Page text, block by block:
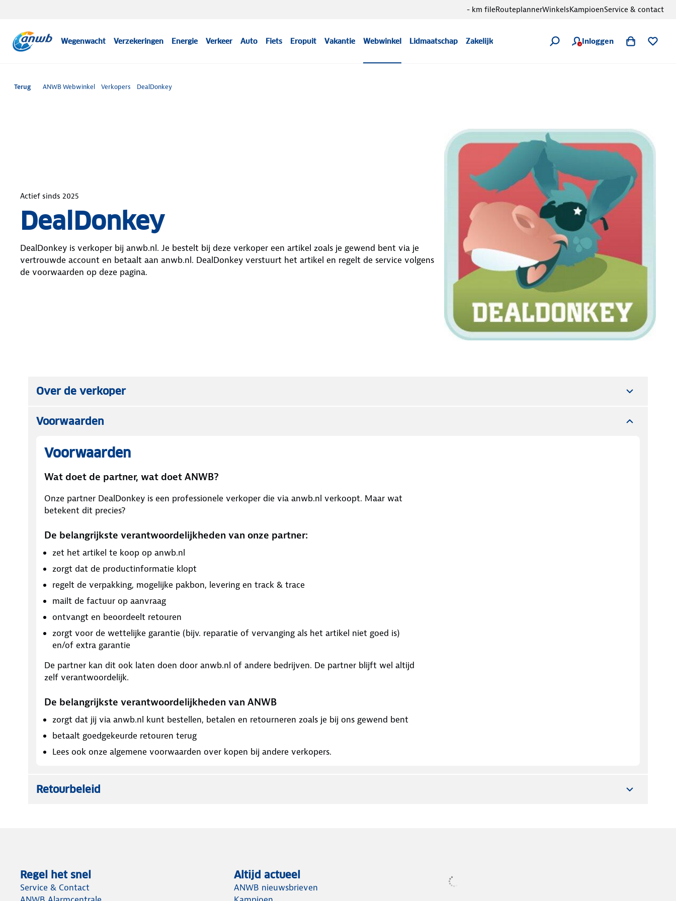
Wegenwacht Verzekeringen Energie Verkeer Auto Fiets Eropuit Vakantie Webwinkel Lidmaatschap Zakelijk Inloggen
- km fileRouteplannerWinkelsKampioenService & contact
Terug ANWB Webwinkel Verkopers DealDonkey
Actief sinds 2025
DealDonkey
DealDonkey is verkoper bij anwb.nl. Je bestelt bij deze verkoper een artikel zoals je gewend bent via je
vertrouwde account en betaalt aan anwb.nl. DealDonkey verstuurt het artikel en regelt de service volgens
de voorwaarden op deze pagina.
Over de verkoper
Voorwaarden
Voorwaarden
Wat doet de partner, wat doet ANWB?
Onze partner DealDonkey is een professionele verkoper die via anwb.nl verkoopt. Maar wat
betekent dit precies?
De belangrijkste verantwoordelijkheden van onze partner:
zet het artikel te koop op anwb.nl
zorgt dat de productinformatie klopt
regelt de verpakking, mogelijke pakbon, levering en track & trace
mailt de factuur op aanvraag
ontvangt en beoordeelt retouren
zorgt voor de wettelijke garantie (bijv. reparatie of vervanging als het artikel niet goed is)
en/of extra garantie
De partner kan dit ook laten doen door anwb.nl of andere bedrijven. De partner blijft wel altijd
zelf verantwoordelijk.
De belangrijkste verantwoordelijkheden van ANWB
zorgt dat jij via anwb.nl kunt bestellen, betalen en retourneren zoals je bij ons gewend bent
betaalt goedgekeurde retouren terug
Lees ook onze algemene voorwaarden over kopen bij andere verkopers.
Retourbeleid
Regel het snel
Service & Contact
Altijd actueel
ANWB nieuwsbrieven